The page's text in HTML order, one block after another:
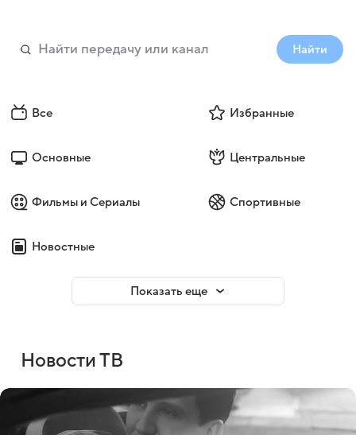
Найти
Все Избранные
Основные Центральные
Фильмы и Сериалы Спортивные
Новостные
Показать еще
Новости ТВ